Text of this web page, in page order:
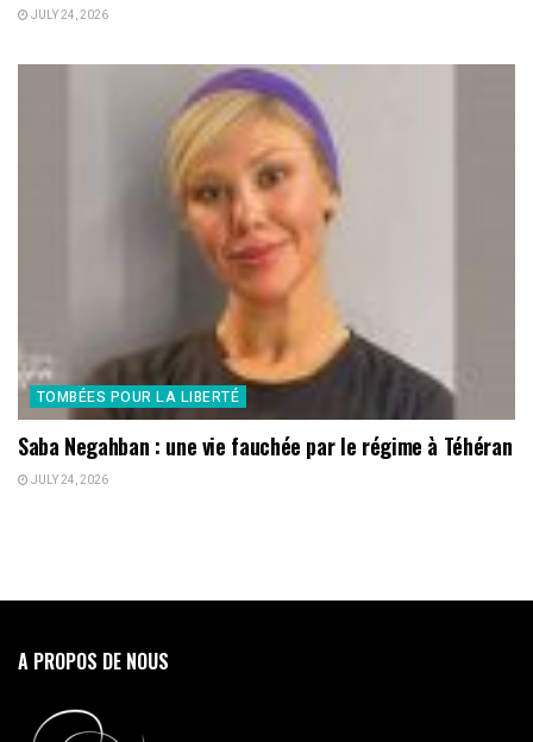
JULY 24, 2026
TOMBÉES POUR LA LIBERTÉ
Saba Negahban : une vie fauchée par le régime à Téhéran
JULY 24, 2026
A PROPOS DE NOUS